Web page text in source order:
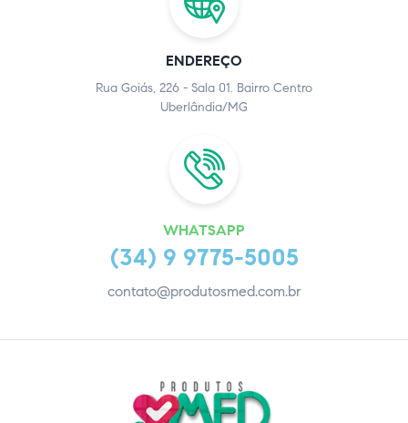
ENDEREÇO
Rua Goiás, 226 - Sala 01. Bairro Centro
Uberlândia/MG
WHATSAPP
(34) 9 9775-5005
contato@produtosmed.com.br